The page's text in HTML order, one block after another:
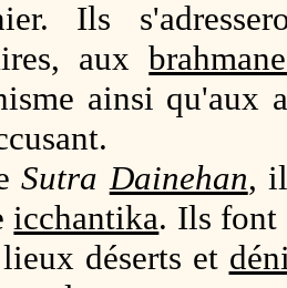
Ils
aux
ainsi qu'aux
SutraDainehan,
icchantika. Ils font
déserts et